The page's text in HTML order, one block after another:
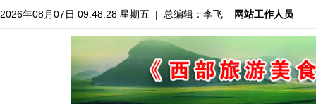
2026年08月07日 09:48:28 星期五 | 总编辑：李飞 网站工作人员